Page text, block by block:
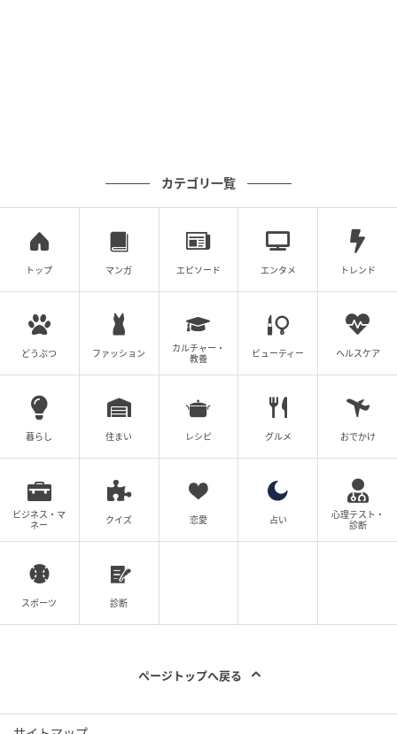
カテゴリ一覧
トップ マンガ エピソード エンタメ トレンド
どうぶつ ファッション
カルチャー・
教養
ビューティー ヘルスケア
暮らし 住まい レシピ グルメ おでかけ
ビジネス・マ
ネー
クイズ 恋愛 占い
心理テスト・
診断
スポーツ 診断
ページトップへ戻る